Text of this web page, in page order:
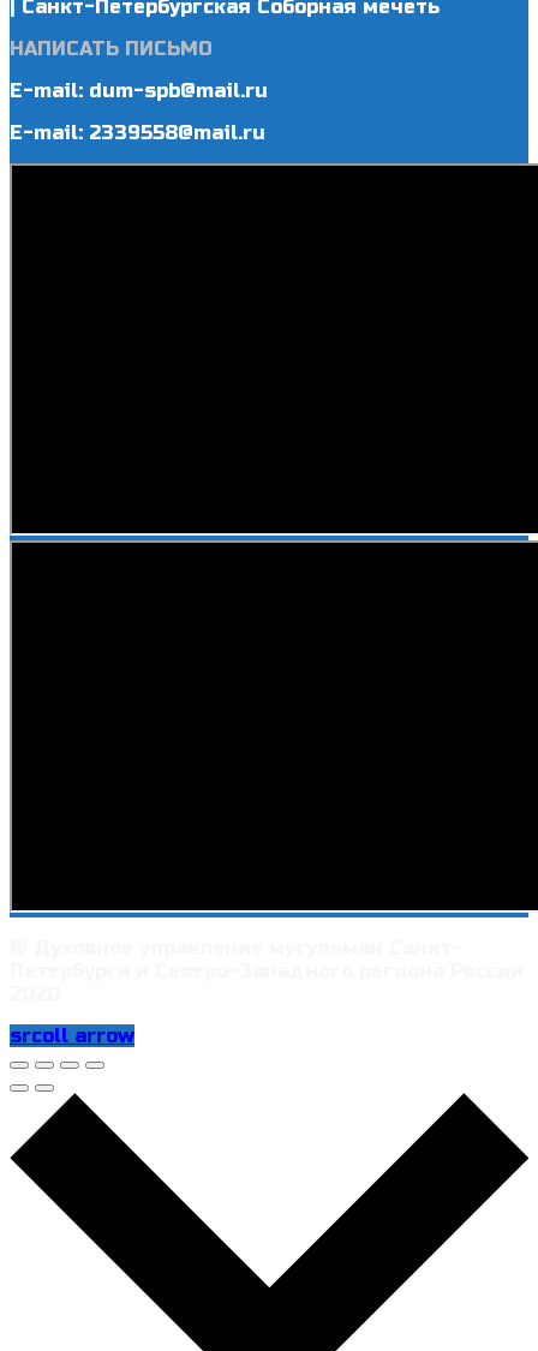
| Санкт-Петербургская Соборная мечеть
НАПИСАТЬ ПИСЬМО
E-mail: dum-spb@mail.ru
E-mail: 2339558@mail.ru
srcoll arrow